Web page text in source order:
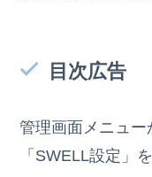
目次広告
管理画面メニュー
「SWELL設定」